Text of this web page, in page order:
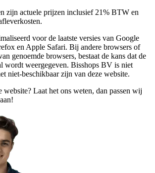
zijn actuele prijzen inclusief 21% BTW en
voor de laatste versies van Google
en Apple Safari. Bij andere browsers of
genoemde browsers, bestaat de kans dat de
wordt weergegeven. Bisshops BV is niet
niet-beschikbaar zijn van deze website.
Laat het ons weten, dan passen wij